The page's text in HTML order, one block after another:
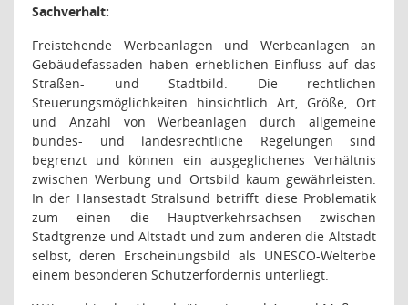
Sachverhalt:
Freistehende Werbeanlagen und Werbeanlagen an
Gebäudefassaden haben erheblichen Einfluss auf das
Straßen- und Stadtbild. Die rechtlichen
Steuerungsmöglichkeiten hinsichtlich Art, Größe, Ort
und Anzahl von Werbeanlagen durch allgemeine
bundes- und landesrechtliche Regelungen sind
begrenzt und können ein ausgeglichenes Verhältnis
zwischen Werbung und Ortsbild kaum gewährleisten.
In der Hansestadt Stralsund betrifft diese Problematik
zum einen die Hauptverkehrsachsen zwischen
Stadtgrenze und Altstadt und zum anderen die Altstadt
selbst, deren Erscheinungsbild als UNESCO-Welterbe
einem besonderen Schutzerfordernis unterliegt.